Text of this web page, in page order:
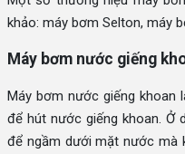
khảo: máy bơm Selton, máy
Máy bơm nước giếng
Máy bơm nước giếng khoan
để hút nước giếng khoan. Ở
để ngầm dưới mặt nước mà